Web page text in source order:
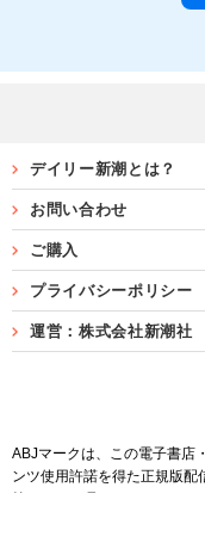
デイリー新潮とは？
お問い合わせ
ご購入
プライバシーポリシー
運営：株式会社新潮社
ABJマークは、この電子書店
ンツ使用許諾を得た正規版
第6091713号）です。ABJマ